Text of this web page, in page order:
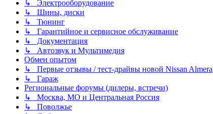
↳ Электрооборудование
↳ Шины, диски
↳ Тюнинг
↳ Гарантийное и сервисное обслуживание
↳ Документация
↳ Автозвук и Мультимедия
Обмен опытом
↳ Первые отзывы / тест-драйвы новой Nissan Almera
↳ Гараж
Региональные форумы (дилеры, встречи)
↳ Москва, МО и Центральная Россия
↳ Поволжье